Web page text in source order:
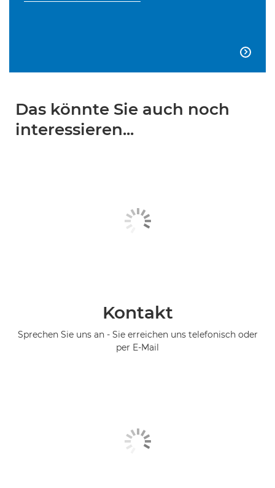

Das könnte Sie auch noch
interessieren...
Kontakt
Sprechen Sie uns an - Sie erreichen uns telefonisch oder
per E-Mail